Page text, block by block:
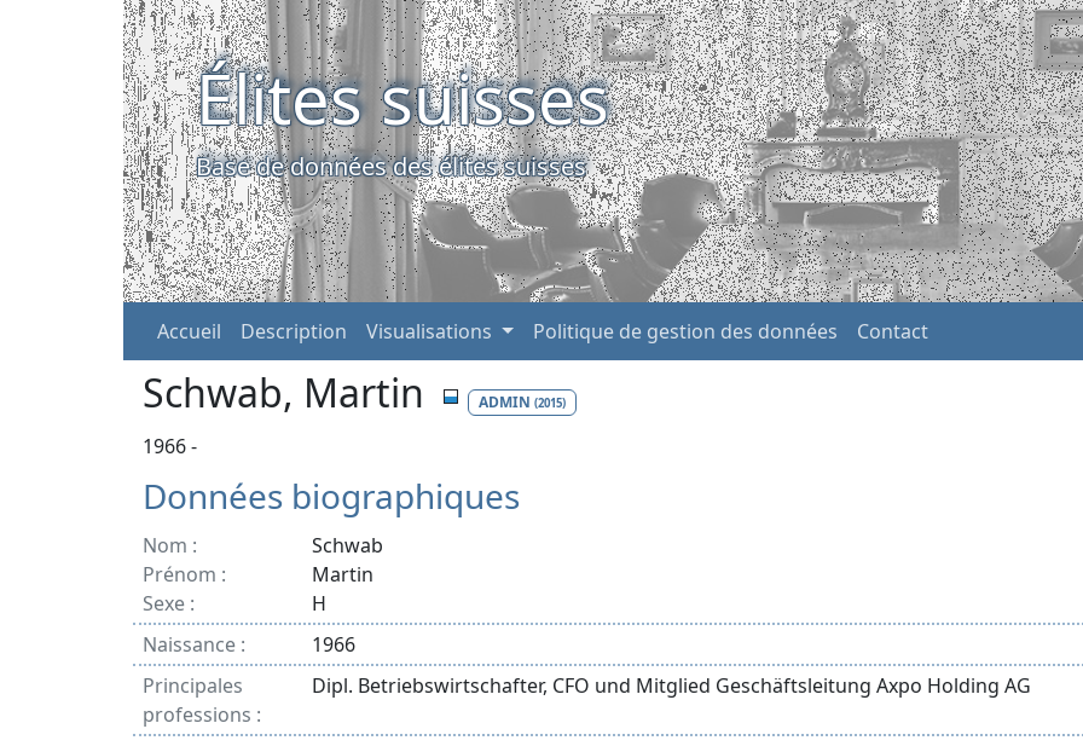
Élites suisses
Base de données des élites suisses
Accueil Description Visualisations Politique de gestion des données Contact
Schwab, Martin ADMIN (2015)
1966 -
Données biographiques
Nom :
Schwab
Prénom :
Martin
Sexe :
H
Naissance :
1966
Principales
professions :
Dipl. Betriebswirtschafter, CFO und Mitglied Geschäftsleitung Axpo Holding AG